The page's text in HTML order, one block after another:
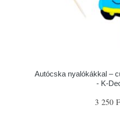
Autócska nyalókákkal –
- K-
3 250